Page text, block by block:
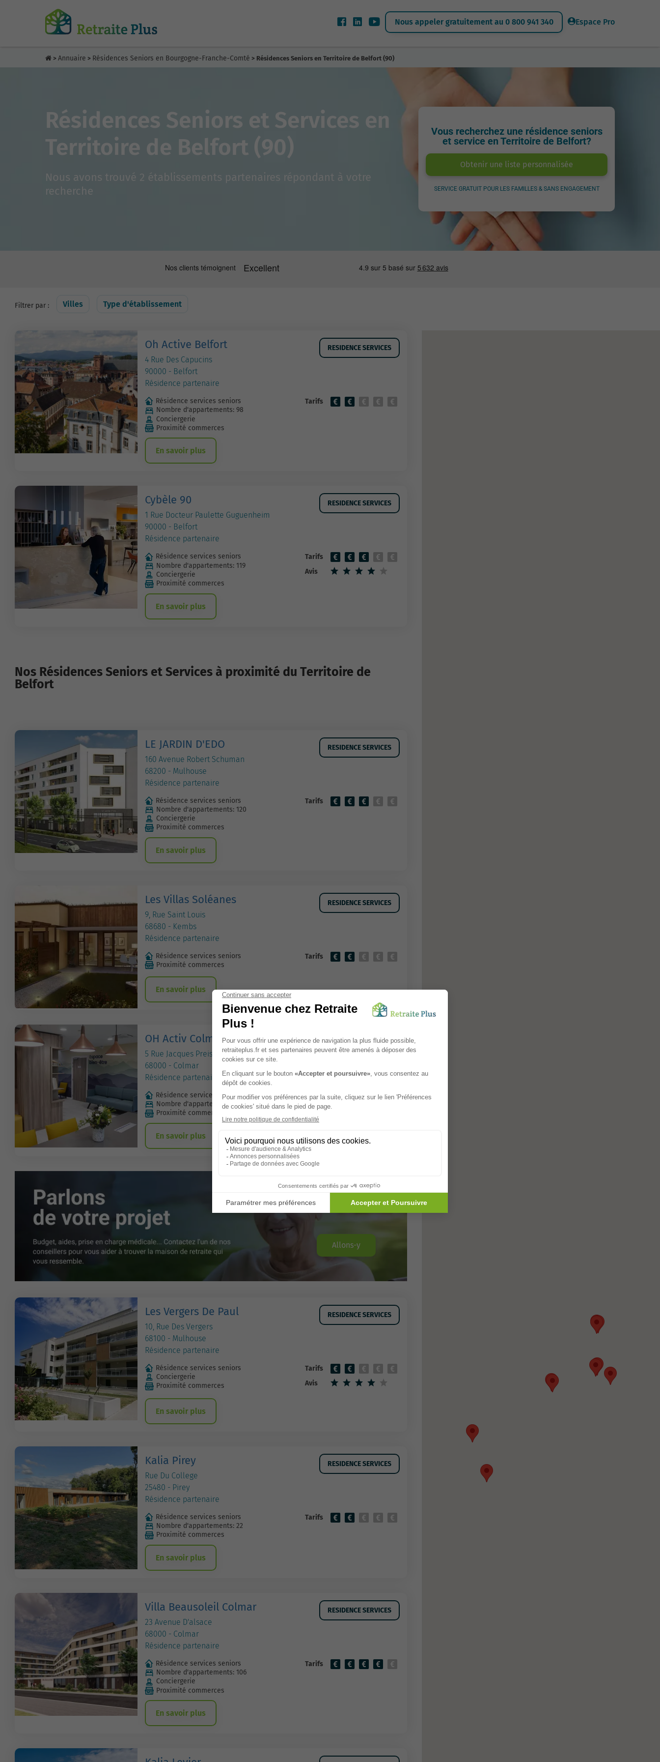
Nous appeler gratuitement au 0 800 941 340 Espace Pro
> Annuaire > Résidences Seniors en Bourgogne-Franche-Comté > Résidences Seniors en Territoire de Belfort (90)
Résidences Seniors et Services en
Territoire de Belfort (90)
Nous avons trouvé 2 établissements partenaires répondant à votre
recherche
Vous recherchez une résidence seniors
et service en Territoire de Belfort?
Obtenir une liste personnalisée
SERVICE GRATUIT POUR LES FAMILLES & SANS ENGAGEMENT
Filtrer par : Villes Type d'établissement
Oh Active Belfort
4 Rue Des Capucins
90000 - Belfort
Résidence partenaire
RESIDENCE SERVICES
Résidence services seniors
Nombre d'appartements: 98
Conciergerie
Proximité commerces
Tarifs
En savoir plus
Cybèle 90
1 Rue Docteur Paulette Guguenheim
90000 - Belfort
Résidence partenaire
RESIDENCE SERVICES
Résidence services seniors
Nombre d'appartements: 119
Conciergerie
Proximité commerces
Tarifs
Avis
En savoir plus
Nos Résidences Seniors et Services à proximité du Territoire de
Belfort
LE JARDIN D'EDO
160 Avenue Robert Schuman
68200 - Mulhouse
Résidence partenaire
RESIDENCE SERVICES
Résidence services seniors
Nombre d'appartements: 120
Conciergerie
Proximité commerces
Tarifs
En savoir plus
Les Villas Soléanes
9, Rue Saint Louis
68680 - Kembs
Résidence partenaire
RESIDENCE SERVICES
Résidence services seniors
Proximité commerces
Tarifs
En savoir plus
OH Activ Colmar
5 Rue Jacques Preiss
68000 - Colmar
Résidence partenaire
RESIDENCE SERVICES
Résidence services seniors
Nombre d'appartements: 90
Proximité commerces
Tarifs
En savoir plus
Allons-y
Les Vergers De Paul
10, Rue Des Vergers
68100 - Mulhouse
Résidence partenaire
RESIDENCE SERVICES
Résidence services seniors
Conciergerie
Proximité commerces
Tarifs
Avis
En savoir plus
Kalia Pirey
Rue Du College
25480 - Pirey
Résidence partenaire
RESIDENCE SERVICES
Résidence services seniors
Nombre d'appartements: 22
Proximité commerces
Tarifs
En savoir plus
Villa Beausoleil Colmar
23 Avenue D'alsace
68000 - Colmar
Résidence partenaire
RESIDENCE SERVICES
Résidence services seniors
Nombre d'appartements: 106
Conciergerie
Proximité commerces
Tarifs
En savoir plus